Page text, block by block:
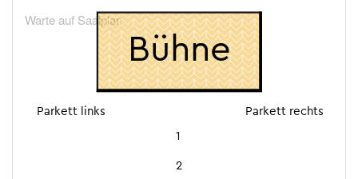
Warte auf Saalplan
Bühne
Parkett links Parkett rechts
1
2